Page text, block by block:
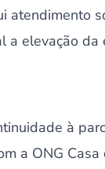
atendimento
a elevação
à
a ONG